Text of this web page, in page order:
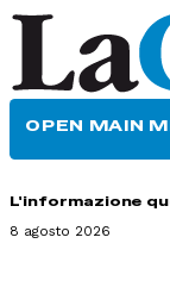
OPEN MAIN
L'informazione
8 agosto 2026